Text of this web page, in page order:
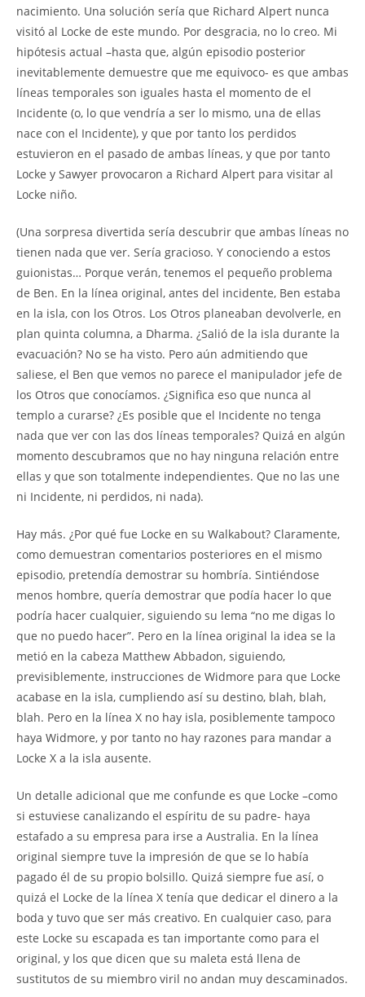
nacimiento. Una solución sería que Richard Alpert nunca
visitó al Locke de este mundo. Por desgracia, no lo creo. Mi
hipótesis actual –hasta que, algún episodio posterior
inevitablemente demuestre que me equivoco- es que ambas
líneas temporales son iguales hasta el momento de el
Incidente (o, lo que vendría a ser lo mismo, una de ellas
nace con el Incidente), y que por tanto los perdidos
estuvieron en el pasado de ambas líneas, y que por tanto
Locke y Sawyer provocaron a Richard Alpert para visitar al
Locke niño.
(Una sorpresa divertida sería descubrir que ambas líneas no
tienen nada que ver. Sería gracioso. Y conociendo a estos
guionistas… Porque verán, tenemos el pequeño problema
de Ben. En la línea original, antes del incidente, Ben estaba
en la isla, con los Otros. Los Otros planeaban devolverle, en
plan quinta columna, a Dharma. ¿Salió de la isla durante la
evacuación? No se ha visto. Pero aún admitiendo que
saliese, el Ben que vemos no parece el manipulador jefe de
los Otros que conocíamos. ¿Significa eso que nunca al
templo a curarse? ¿Es posible que el Incidente no tenga
nada que ver con las dos líneas temporales? Quizá en algún
momento descubramos que no hay ninguna relación entre
ellas y que son totalmente independientes. Que no las une
ni Incidente, ni perdidos, ni nada).
Hay más. ¿Por qué fue Locke en su Walkabout? Claramente,
como demuestran comentarios posteriores en el mismo
episodio, pretendía demostrar su hombría. Sintiéndose
menos hombre, quería demostrar que podía hacer lo que
podría hacer cualquier, siguiendo su lema “no me digas lo
que no puedo hacer”. Pero en la línea original la idea se la
metió en la cabeza Matthew Abbadon, siguiendo,
previsiblemente, instrucciones de Widmore para que Locke
acabase en la isla, cumpliendo así su destino, blah, blah,
blah. Pero en la línea X no hay isla, posiblemente tampoco
haya Widmore, y por tanto no hay razones para mandar a
Locke X a la isla ausente.
Un detalle adicional que me confunde es que Locke –como
si estuviese canalizando el espíritu de su padre- haya
estafado a su empresa para irse a Australia. En la línea
original siempre tuve la impresión de que se lo había
pagado él de su propio bolsillo. Quizá siempre fue así, o
quizá el Locke de la línea X tenía que dedicar el dinero a la
boda y tuvo que ser más creativo. En cualquier caso, para
este Locke su escapada es tan importante como para el
original, y los que dicen que su maleta está llena de
sustitutos de su miembro viril no andan muy descaminados.